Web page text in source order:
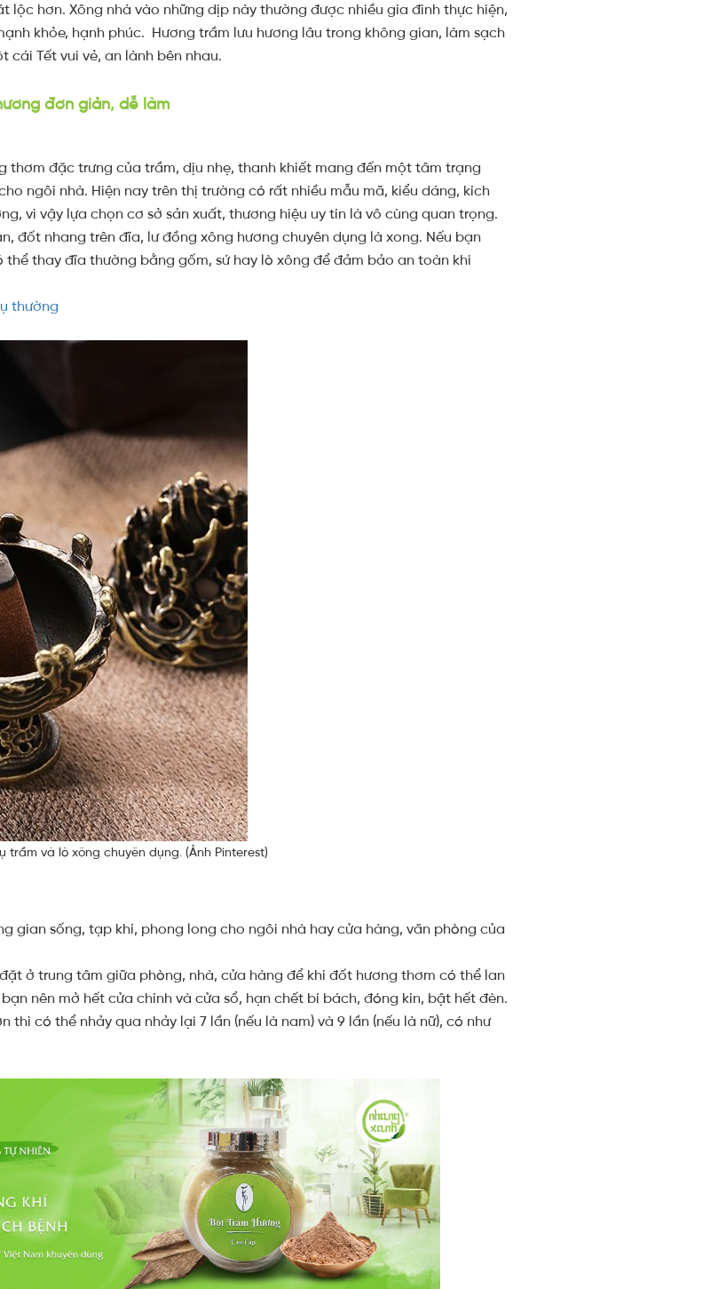
lộc hơn. Xông nhà vào những dịp này thường được nhiều gia đình thực hiện,
khỏe, hạnh phúc. Hương trầm lưu hương lâu trong không gian, làm sạch
cái Tết vui vẻ, an lành bên nhau.
đơn giản, dễ làm
thơm đặc trưng của trầm, dịu nhẹ, thanh khiết mang đến một tâm trạng
ngôi nhà. Hiện nay trên thị trường có rất nhiều mẫu mã, kiểu dáng, kích
vì vậy lựa chọn cơ sở sản xuất, thương hiệu uy tín là vô cùng quan trọng.
đốt nhang trên đĩa, lư đồng xông hương chuyên dụng là xong. Nếu bạn
thay đĩa thường bằng gốm, sứ hay lò xông để đảm bảo an toàn khi
thường
trầm và lò xông chuyên dụng. (Ảnh Pinterest)
gian sống, tạp khí, phong long cho ngôi nhà hay cửa hàng, văn phòng của
ở trung tâm giữa phòng, nhà, cửa hàng để khi đốt hương thơm có thể lan
nên mở hết cửa chính và cửa sổ, hạn chết bí bách, đóng kín, bật hết đèn.
thì có thể nhảy qua nhảy lại 7 lần (nếu là nam) và 9 lần (nếu là nữ), có như